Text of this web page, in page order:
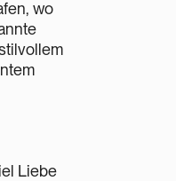
wo
Liebe